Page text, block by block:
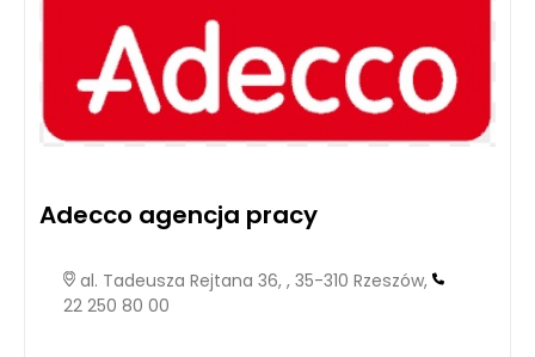
Adecco agencja pracy
al. Tadeusza Rejtana 36, , 35-310 Rzeszów,
22 250 80 00